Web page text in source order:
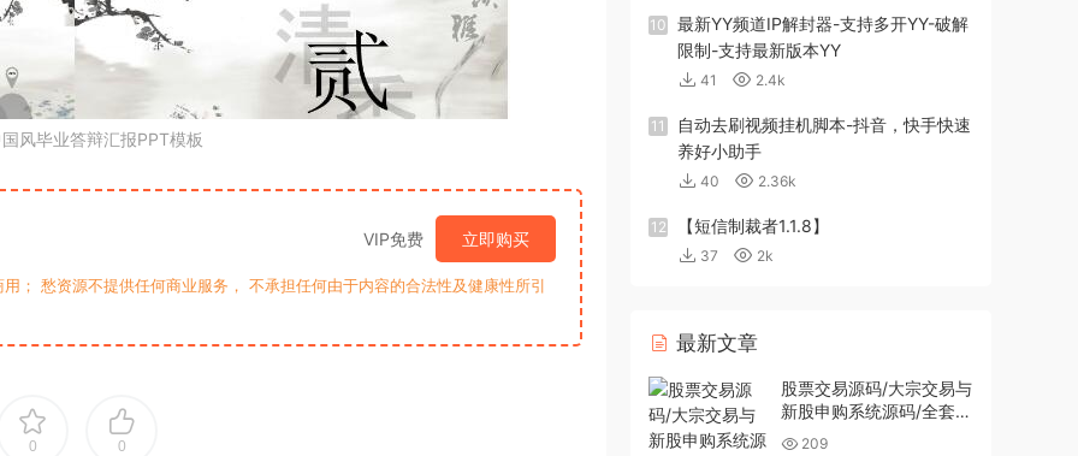
风毕业答辩汇报PPT模板
VIP免费 立即购买
； 愁资源不提供任何商业服务， 不承担任何由于内容的合法性及健康性所引
0 0
10
最新YY频道IP解封器-支持多开YY-破解
限制-支持最新版本YY
41 2.4k
11
自动去刷视频挂机脚本-抖音，快手快速
养好小助手
40 2.36k
12 【短信制裁者1.1.8】
37 2k
最新文章
股票交易源码/大宗交易与
新股申购系统源码/全套视
频教程
209